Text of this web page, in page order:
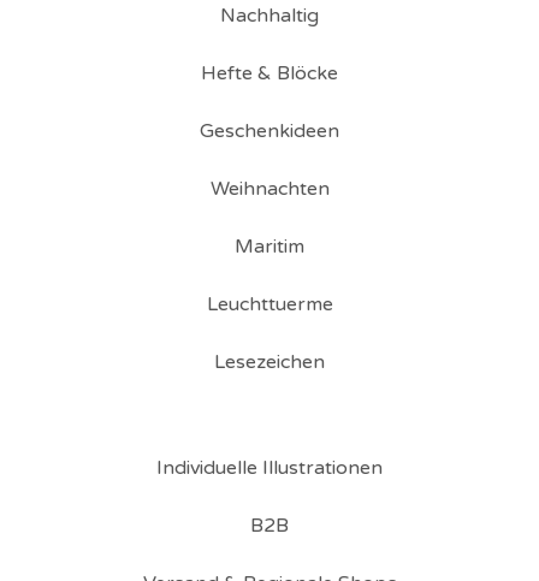
Nachhaltig
Hefte & Blöcke
Geschenkideen
Weihnachten
Maritim
Leuchttuerme
Lesezeichen
Individuelle Illustrationen
B2B